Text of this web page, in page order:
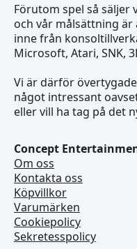
Förutom spel så säljer
och vår målsättning
inne från
Microsoft, Atari, SNK,
Vi är därför
något intressant
eller vill ha tag på det
Concept
Om oss
Kontakta oss
Köpvillkor
Varumärken
Cookiepolicy
Sekretesspolicy